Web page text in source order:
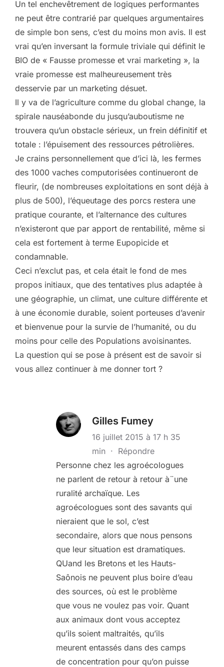
Un tel enchevêtrement de logiques performantes
ne peut être contrarié par quelques argumentaires
de simple bon sens, c’est du moins mon avis. Il est
vrai qu’en inversant la formule triviale qui définit le
BIO de « Fausse promesse et vrai marketing », la
vraie promesse est malheureusement très
desservie par un marketing désuet.
Il y va de l’agriculture comme du global change, la
spirale nauséabonde du jusqu’auboutisme ne
trouvera qu’un obstacle sérieux, un frein définitif et
totale : l’épuisement des ressources pétrolières.
Je crains personnellement que d’ici là, les fermes
des 1000 vaches computorisées continueront de
fleurir, (de nombreuses exploitations en sont déjà à
plus de 500), l’équeutage des porcs restera une
pratique courante, et l’alternance des cultures
n’existeront que par apport de rentabilité, même si
cela est fortement à terme Eupopicide et
condamnable.
Ceci n’exclut pas, et cela était le fond de mes
propos initiaux, que des tentatives plus adaptée à
une géographie, un climat, une culture différente et
à une économie durable, soient porteuses d’avenir
et bienvenue pour la survie de l’humanité, ou du
moins pour celle des Populations avoisinantes.
La question qui se pose à présent est de savoir si
vous allez continuer à me donner tort ?
Gilles Fumey
16 juillet 2015 à 17 h 35
min · Répondre
Personne chez les agroécologues
ne parlent de retour à retour à¨une
ruralité archaïque. Les
agroécologues sont des savants qui
nieraient que le sol, c’est
secondaire, alors que nous pensons
que leur situation est dramatiques.
QUand les Bretons et les Hauts-
Saônois ne peuvent plus boire d’eau
des sources, où est le problème
que vous ne voulez pas voir. Quant
aux animaux dont vous acceptez
qu’ils soient maltraités, qu’ils
meurent entassés dans des camps
de concentration pour qu’on puisse